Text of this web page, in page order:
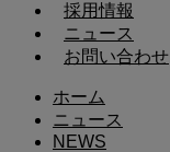
採用情報
ニュース
お問い合わせ
ホーム
ニュース
NEWS